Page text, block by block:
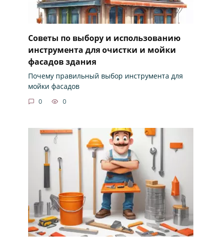
Советы по выбору и использованию
инструмента для очистки и мойки
фасадов здания
Почему правильный выбор инструмента для
мойки фасадов
0 0